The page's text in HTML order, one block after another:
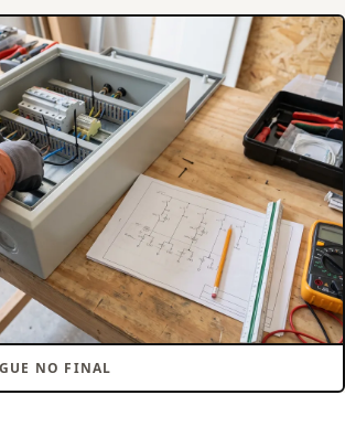
NO FINAL